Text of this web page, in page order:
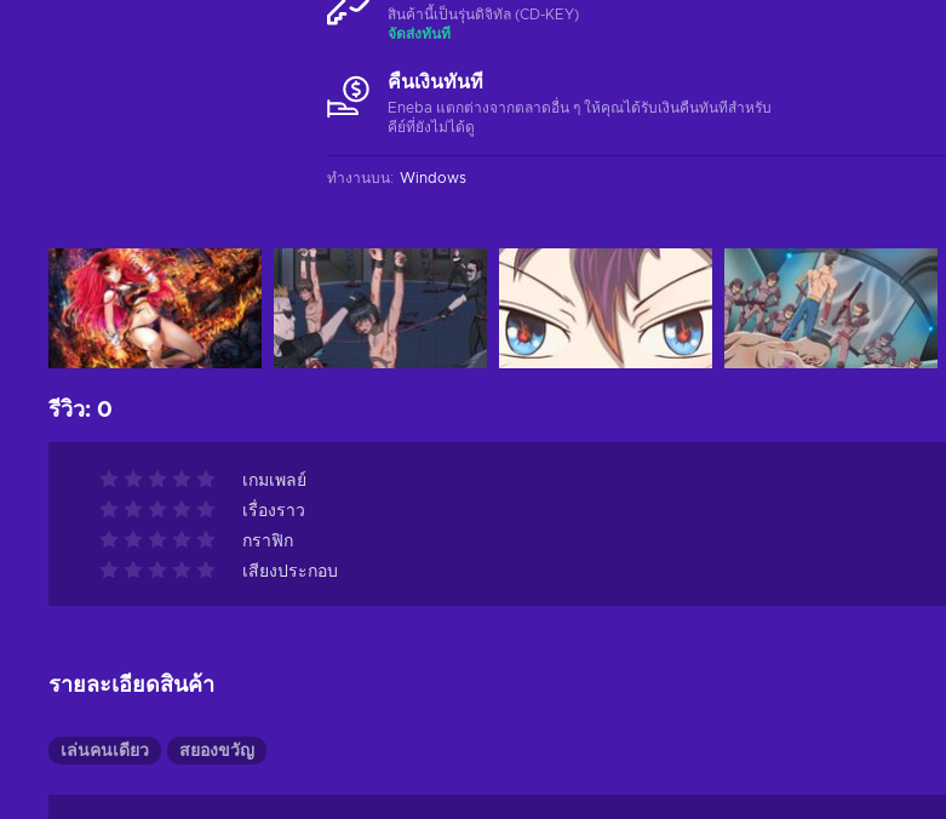
สินค้านี้เป็นรุ่นดิจิทัล (CD-KEY)
จัดส่งทันที
คืนเงินทันที
Eneba แตกต่างจากตลาดอื่น ๆ ให้คุณได้รับเงินคืนทันทีสําหรับ
คีย์ที่ยังไม่ได้ดู
ทำงานบน: Windows
รีวิว: 0
เกมเพลย์
เรื่องราว
กราฟิก
เสียงประกอบ
รายละเอียดสินค้า
เล่นคนเดียว สยองขวัญ